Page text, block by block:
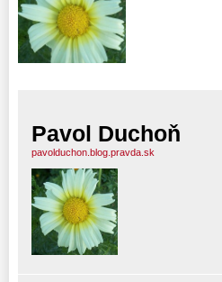
Pavol Duchoň
pavolduchon.blog.pravda.sk